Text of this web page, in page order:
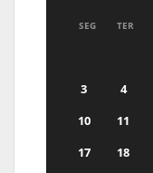
SEG TER
3
4
10
11
17
18